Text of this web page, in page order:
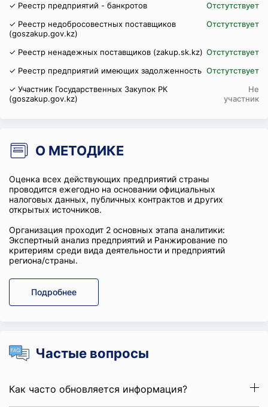
✓ Реестр предприятий - банкротов
Отстутствует
✓ Реестр недобросовестных поставщиков
(goszakup.gov.kz)
Отстутствует
✓ Реестр ненадежных поставщиков (zakup.sk.kz) Отстутствует
✓ Реестр предприятий имеющих задолженность Отстутствует
✓ Участник Государственных Закупок РК
(goszakup.gov.kz)
Не
участник
О МЕТОДИКЕ
Оценка всех действующих предприятий страны
проводится ежегодно на основании официальных
налоговых данных, публичных контрактов и других
открытых источников.
Организация проходит 2 основных этапа аналитики:
Экспертный анализ предприятий и Ранжирование по
критериям среди вида деятельности и предприятий
региона/страны.
Подробнее
Частые вопросы
Как часто обновляется информация?